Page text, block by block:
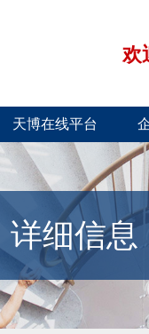
欢
天博在线平台
详细信息